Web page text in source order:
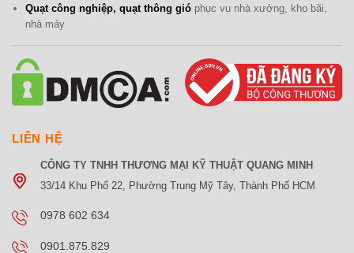
Quạt công nghiệp, quạt thông gióphục vụ nhà xưởng, kho bãi,
nhà máy
LIÊN HỆ
CÔNG TY TNHH THƯƠNG MẠI KỸ THUẬT QUANG MINH
33/14 Khu Phố 22, Phường Trung Mỹ Tây, Thành Phố HCM
0978 602 634
0901.875.829